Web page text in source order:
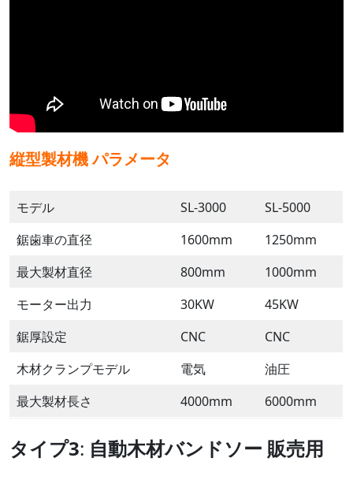
縦型製材機パラメータ
モデル SL-3000
SL-5000
鋸歯車の直径
1600mm
1250mm
最大製材直径
800mm
1000mm
モーター出力
30KW
45KW
鋸厚設定
CNC
CNC
木材クランプモデル
電気
油圧
最大製材長さ
4000mm 6000mm
タイプ3: 自動木材バンドソー 販売用